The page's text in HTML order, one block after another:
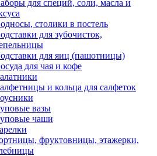
для специй, соли, масла и
столики в постель
для зубочисток,
для яиц (пашотницы)
для чая и кофе
и кольца для салфеток
вазы
чаши
фруктовницы, этажерки,